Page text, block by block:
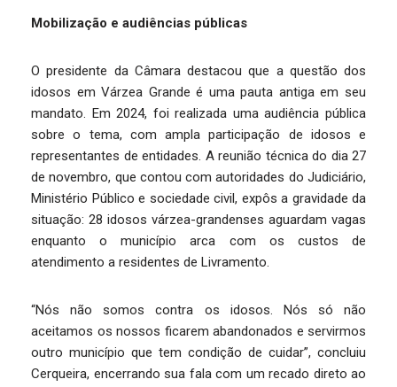
Mobilização e audiências públicas
O presidente da Câmara destacou que a questão dos
idosos em Várzea Grande é uma pauta antiga em seu
mandato. Em 2024, foi realizada uma audiência pública
sobre o tema, com ampla participação de idosos e
representantes de entidades. A reunião técnica do dia 27
de novembro, que contou com autoridades do Judiciário,
Ministério Público e sociedade civil, expôs a gravidade da
situação: 28 idosos várzea-grandenses aguardam vagas
enquanto o município arca com os custos de
atendimento a residentes de Livramento.
“Nós não somos contra os idosos. Nós só não
aceitamos os nossos ficarem abandonados e servirmos
outro município que tem condição de cuidar”, concluiu
Cerqueira, encerrando sua fala com um recado direto ao